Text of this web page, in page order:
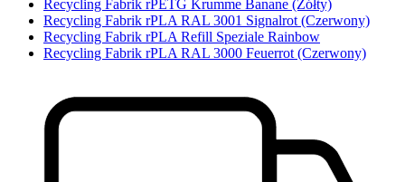
Recycling Fabrik rPETG Krumme Banane (Żółty)
Recycling Fabrik rPLA RAL 3001 Signalrot (Czerwony)
Recycling Fabrik rPLA Refill Speziale Rainbow
Recycling Fabrik rPLA RAL 3000 Feuerrot (Czerwony)